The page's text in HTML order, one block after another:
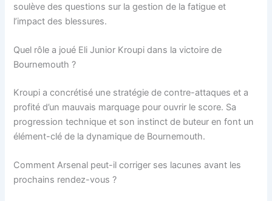
soulève des questions sur la gestion de la fatigue et
l’impact des blessures.
Quel rôle a joué Eli Junior Kroupi dans la victoire de
Bournemouth ?
Kroupi a concrétisé une stratégie de contre-attaques et a
profité d’un mauvais marquage pour ouvrir le score. Sa
progression technique et son instinct de buteur en font un
élément-clé de la dynamique de Bournemouth.
Comment Arsenal peut-il corriger ses lacunes avant les
prochains rendez-vous ?